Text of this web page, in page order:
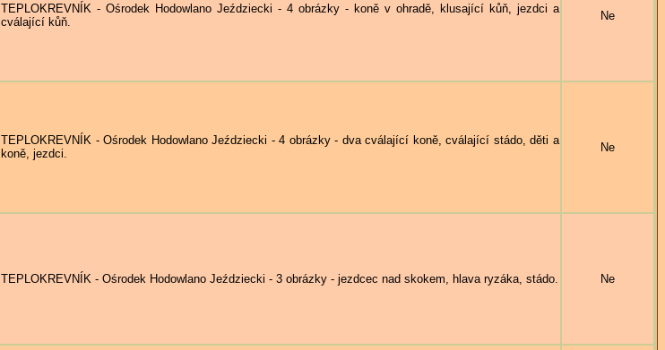
TEPLOKREVNÍK - Ośrodek Hodowlano Jeździecki - 4 obrázky - koně v ohradě, klusající kůň, jezdci a
cválající kůň.
Ne
TEPLOKREVNÍK - Ośrodek Hodowlano Jeździecki - 4 obrázky - dva cválající koně, cválající stádo, děti a
koně, jezdci.
Ne
TEPLOKREVNÍK - Ośrodek Hodowlano Jeździecki - 3 obrázky - jezdcec nad skokem, hlava ryzáka, stádo. Ne